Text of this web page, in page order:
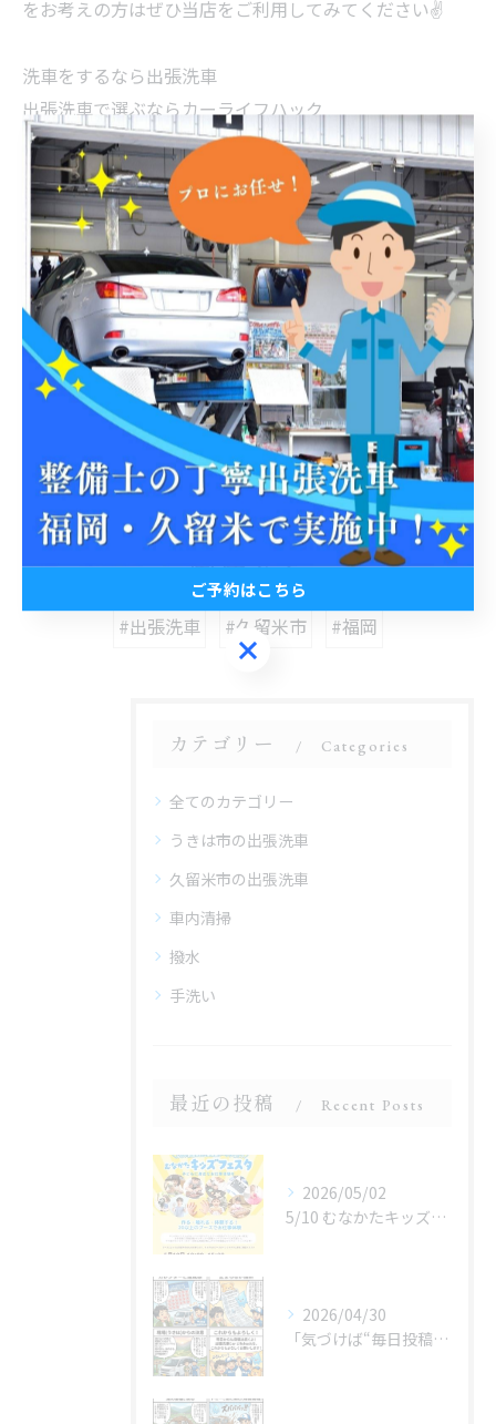
をお考えの方はぜひ当店をご利用してみてください✌
洗車をするなら出張洗車
出張洗車で選ぶならカーライフハック
安心安全丁寧なサービスを提供します
お気軽にお問合せください📞
#出張洗車 #カーケア #うきは市 #久留米市 #福岡
< 前のページ 一覧に戻る 次のページ >
関連タグ
#出張洗車 #久留米市 #福岡
カテゴリー Categories
全てのカテゴリー
うきは市の出張洗車
久留米市の出張洗車
車内清掃
撥水
手洗い
最近の投稿 Recent Posts
2026/05/02
5/10 むなかたキッズフェスタ 子どものお仕事体験
2026/04/30
「気づけば“毎日投稿”やってました😂」
ご予約はこちら
ご予約はこちら